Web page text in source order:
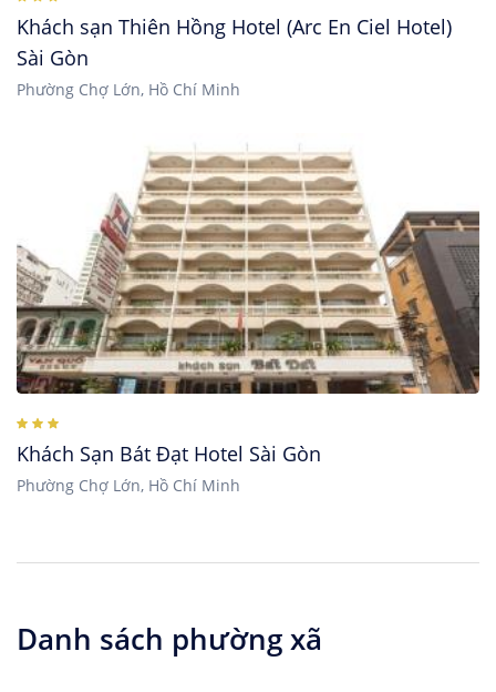
Khách sạn Thiên Hồng Hotel (Arc En Ciel Hotel)
Sài Gòn
Phường Chợ Lớn, Hồ Chí Minh
Khách Sạn Bát Đạt Hotel Sài Gòn
Phường Chợ Lớn, Hồ Chí Minh
Danh sách phường xã